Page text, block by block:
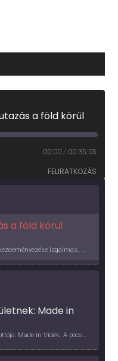
a föld körül
00:00 / 00:35:05
FELIRATKOZÁS
a föld körül
Az UNICEF Magyarország jótékonysági kezdeményezése izgalmas, egész éves világkörüli ízutazásra hív, igazi családi program és gasztroedukáció, illetve segítség a rászorulóknak is egyben.
Made in
Az idei MBH Bank Gourmet Fesztivál mottója: Made in Vidék. A pócsmegyeri Papi, a mályinkai Iszkor és a szigligeti Villa Kabala tulajdonosai beszélnek arról, hogy mit jelentenek nekik a vidék ízei.